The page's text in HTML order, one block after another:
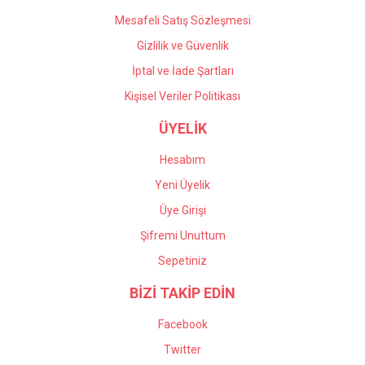
Mesafeli Satış Sözleşmesi
Gizlilik ve Güvenlik
İptal ve İade Şartları
Kişisel Veriler Politikası
ÜYELİK
Hesabım
Yeni Üyelik
Üye Girişi
Şifremi Unuttum
Sepetiniz
BİZİ TAKİP EDİN
Facebook
Twitter